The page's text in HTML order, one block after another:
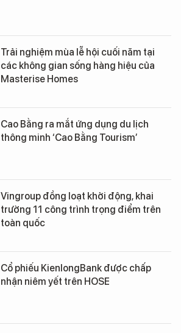
Trải nghiệm mùa lễ hội cuối năm tại
các không gian sống hàng hiệu của
Masterise Homes
Cao Bằng ra mắt ứng dụng du lịch
thông minh ‘Cao Bằng Tourism’
Vingroup đồng loạt khởi động, khai
trường 11 công trình trọng điểm trên
toàn quốc
Cổ phiếu KienlongBank được chấp
nhận niêm yết trên HOSE